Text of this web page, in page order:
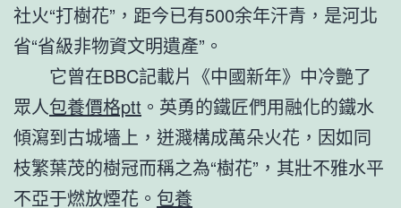
社火“打樹花”，距今已有500余年汗青，是河北
省“省級非物資文明遺產”。
它曾在BBC記載片《中國新年》中冷艷了
眾人包養價格ptt 。英勇的鐵匠們用融化的鐵水
傾瀉到古城墻上，迸濺構成萬朵火花，因如同
枝繁葉茂的樹冠而稱之為“樹花”，其壯不雅水平
不亞于燃放煙花。 包養